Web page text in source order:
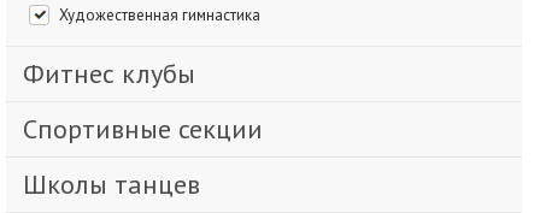
Художественная гимнастика
Фитнес клубы
Спортивные секции
Школы танцев